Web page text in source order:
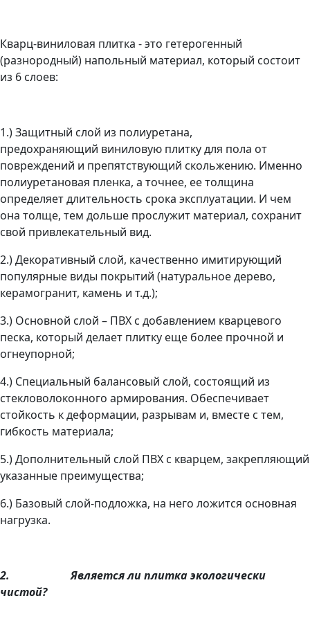
Кварц-виниловая плитка - это гетерогенный
(разнородный) напольный материал, который состоит
из 6 слоев:
1.) Защитный слой из полиуретана,
предохраняющий виниловую плитку для пола от
повреждений и препятствующий скольжению. Именно
полиуретановая пленка, а точнее, ее толщина
определяет длительность срока эксплуатации. И чем
она толще, тем дольше прослужит материал, сохранит
свой привлекательный вид.
2.)Декоративный слой, качественно имитирующий
популярные виды покрытий (натуральное дерево,
керамогранит, камень и т.д.);
3.) Основной слой – ПВХ с добавлением кварцевого
песка, который делает плитку еще более прочной и
огнеупорной;
4.) Специальный балансовый слой, состоящий из
стекловолоконного армирования. Обеспечивает
стойкость к деформации, разрывам и, вместе с тем,
гибкость материала;
5.)Дополнительный слой ПВХ с кварцем, закрепляющий
указанные преимущества;
6.) Базовый слой-подложка, на него ложится основная
нагрузка.
2.Является ли плитка экологически
чистой?